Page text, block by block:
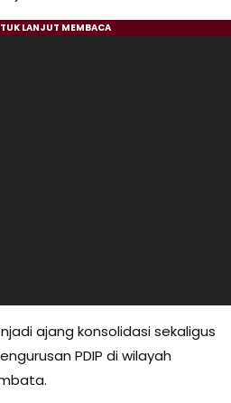
ajang konsolidasi sekaligus
PDIP di wilayah